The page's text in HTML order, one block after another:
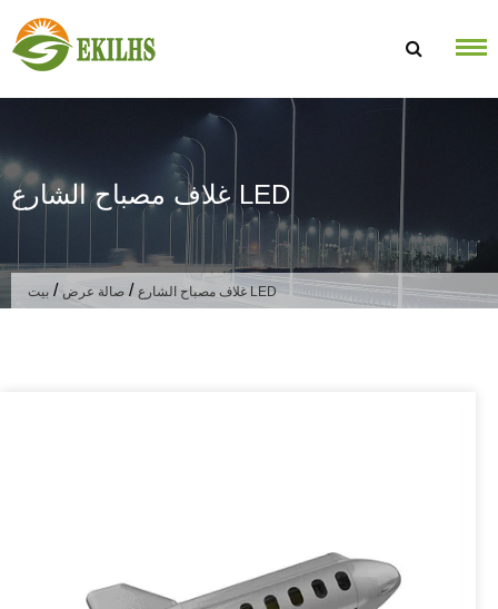
غلاف مصباح الشارع LED
بيت / صالة عرض / غلاف مصباح الشارع LED